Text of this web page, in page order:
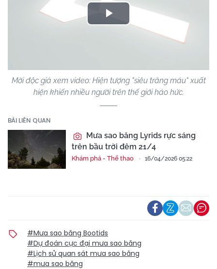
Play
Mời độc giả xem video: Hiện tượng "siêu trăng máu" xuất
hiện khiến nhiều người trên thế giới háo hức.
BÀI LIÊN QUAN
Mưa sao băng Lyrids rực sáng
trên bầu trời đêm 21/4
Khám phá - Thể thao 16/04/2026 05:22
#Mưa sao băng Bootids
#Dự đoán cực đại mưa sao băng
#Lịch sử quan sát mưa sao băng
#mưa sao băng